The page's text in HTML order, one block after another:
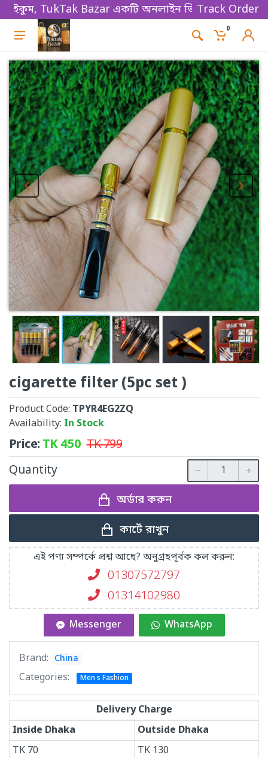
TukTak Bazar একটি অনলাইন ভিত্তিক ই-কমার্স বিজনেস
Track Order
0
cigarette filter (5pc set )
Product Code: TPYR4EG2ZQ
Availability: In Stock
Price:TK450 TK799
Quantity
অর্ডার করুন
কার্টে রাখুন
এই পণ্য সম্পর্কে প্রশ্ন আছে? অনুগ্রহপূর্বক কল করুন:
01307572797
01314102980
Messenger WhatsApp
Brand: China
Categories: Men s Fashion
Delivery Charge
Inside Dhaka
Outside Dhaka
TK 70 TK 130